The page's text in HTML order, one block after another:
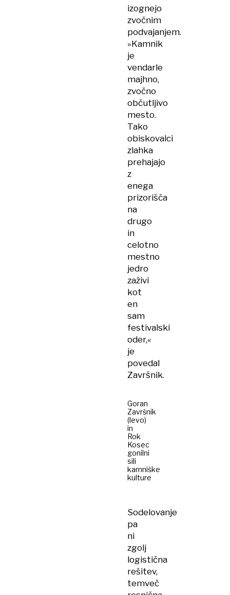
izognejo
zvočnim
podvajanjem.
»Kamnik
je
vendarle
majhno,
zvočno
občutljivo
mesto.
Tako
obiskovalci
zlahka
prehajajo
z
enega
prizorišča
na
drugo
in
celotno
mestno
jedro
zaživi
kot
en
sam
festivalski
oder,«
je
povedal
Završnik.
Goran
Završnik
(levo)
in
Rok
Kosec
gonilni
sili
kamniške
kulture
Sodelovanje
pa
ni
zgolj
logistična
rešitev,
temveč